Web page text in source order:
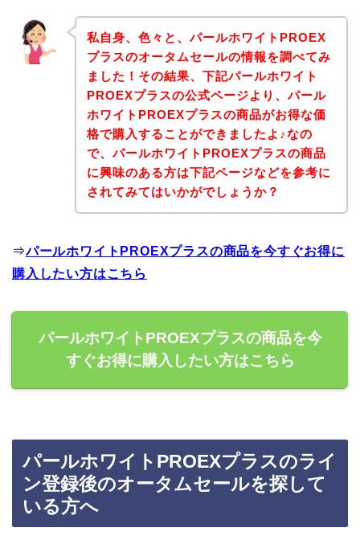
私自身、色々と、パールホワイトPROEX
プラスのオータムセールの情報を調べてみ
ました！その結果、下記パールホワイト
PROEXプラスの公式ページより、パール
ホワイトPROEXプラスの商品がお得な価
格で購入することができましたよ♪なの
で、パールホワイトPROEXプラスの商品
に興味のある方は下記ページなどを参考に
されてみてはいかがでしょうか？
⇒パールホワイトPROEXプラスの商品を今すぐお得に
購入したい方はこちら
パールホワイトPROEXプラスの商品を今
すぐお得に購入したい方はこちら
パールホワイトPROEXプラスのライ
ン登録後のオータムセールを探して
いる方へ